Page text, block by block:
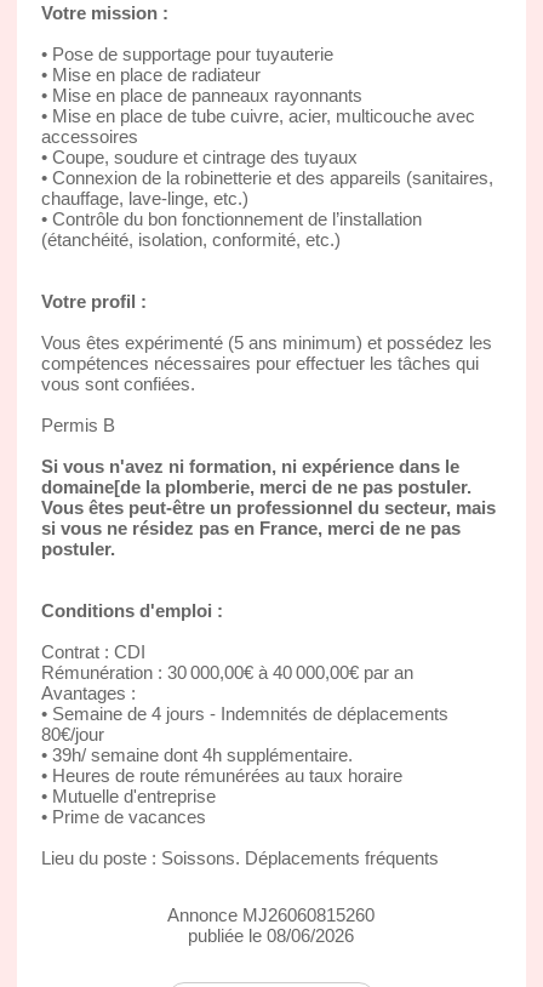
Votre mission :
• Pose de supportage pour tuyauterie
• Mise en place de radiateur
• Mise en place de panneaux rayonnants
• Mise en place de tube cuivre, acier, multicouche avec
accessoires
• Coupe, soudure et cintrage des tuyaux
• Connexion de la robinetterie et des appareils (sanitaires,
chauffage, lave-linge, etc.)
• Contrôle du bon fonctionnement de l’installation
(étanchéité, isolation, conformité, etc.)
Votre profil :
Vous êtes expérimenté (5 ans minimum) et possédez les
compétences nécessaires pour effectuer les tâches qui
vous sont confiées.
Permis B
Si vous n'avez ni formation, ni expérience dans le
domaine[de la plomberie, merci de ne pas postuler.
Vous êtes peut-être un professionnel du secteur, mais
si vous ne résidez pas en France, merci de ne pas
postuler.
Conditions d'emploi :
Contrat : CDI
Rémunération : 30 000,00€ à 40 000,00€ par an
Avantages :
• Semaine de 4 jours - Indemnités de déplacements
80€/jour
• 39h/ semaine dont 4h supplémentaire.
• Heures de route rémunérées au taux horaire
• Mutuelle d'entreprise
• Prime de vacances
Lieu du poste : Soissons. Déplacements fréquents
Annonce MJ26060815260
publiée le 08/06/2026